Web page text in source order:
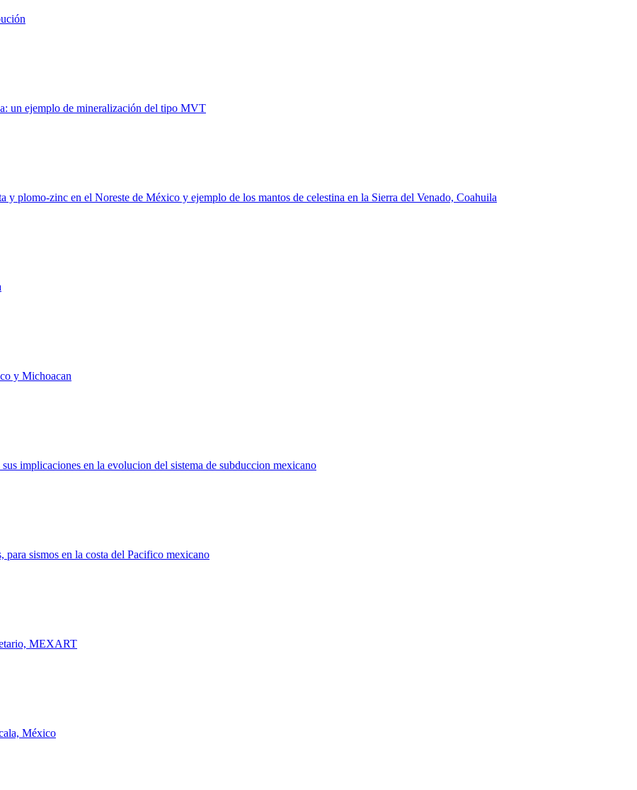
un ejemplo de mineralización del tipo MVT
plomo-zinc en el Noreste de México y ejemplo de los mantos de celestina en la Sierra del Venado, Coahuila
y Michoacan
implicaciones en la evolucion del sistema de subduccion mexicano
sismos en la costa del Pacifico mexicano
MEXART
México